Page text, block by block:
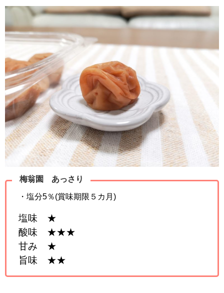
梅翁園 あっさり
・塩分5％(賞味期限５カ月)
塩味 ★
酸味 ★★★
甘み ★
旨味 ★★